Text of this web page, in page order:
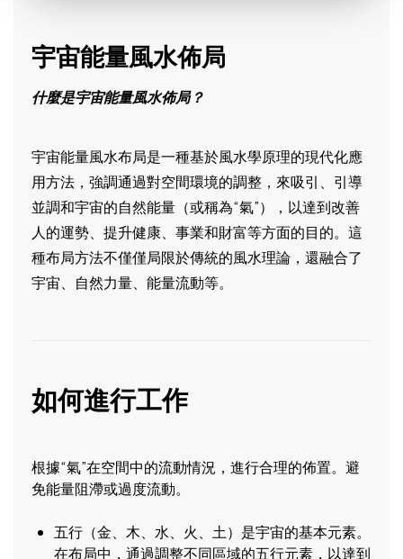
宇宙能量風水佈局
什麼是宇宙能量風水佈局？
宇宙能量風水布局是一種基於風水學原理的現代化應
用方法，強調通過對空間環境的調整，來吸引、引導
並調和宇宙的自然能量（或稱為“氣”），以達到改善
人的運勢、提升健康、事業和財富等方面的目的。這
種布局方法不僅僅局限於傳統的風水理論，還融合了
宇宙、自然力量、能量流動等。
如何進行工作
根據“氣”在空間中的流動情況，進行合理的佈置。避
免能量阻滯或過度流動。
五行（金、木、水、火、土）是宇宙的基本元素。
在布局中，通過調整不同區域的五行元素，以達到